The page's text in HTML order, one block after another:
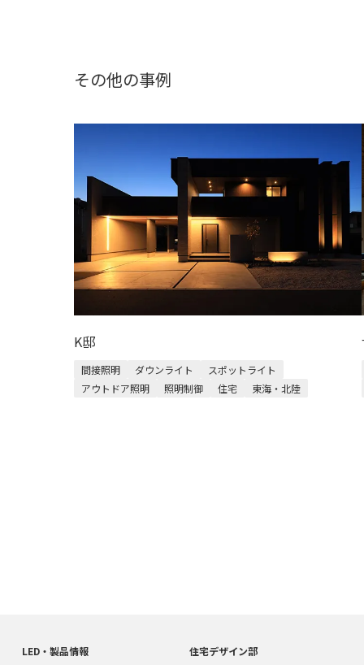
その他の事例
K邸
間接照明 ダウンライト
スポットライト
アウトドア照明
照明制御 住宅 東海・北陸
LED・製品情報 住宅デザイン部